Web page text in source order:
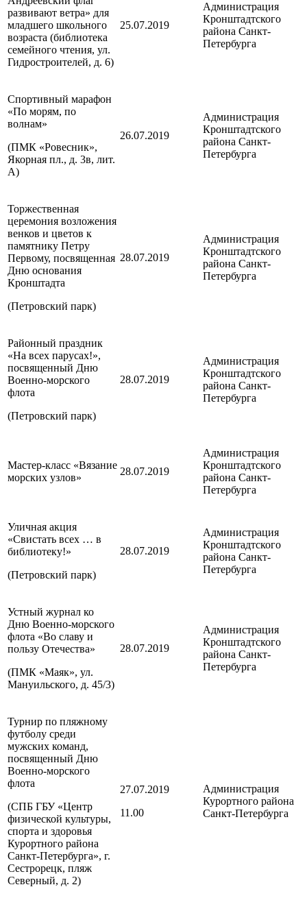
развивают ветра» для
младшего школьного
возраста (библиотека
семейного чтения, ул.
Гидростроителей, д. 6)
25.07.2019
Администрация
Кронштадтского
района Санкт-
Петербурга
Спортивный марафон
«По морям, по
волнам»
(ПМК «Ровесник»,
Якорная пл., д. 3в, лит.
А)
26.07.2019
Администрация
Кронштадтского
района Санкт-
Петербурга
Торжественная
церемония возложения
венков и цветов к
памятнику Петру
Первому, посвященная
Дню основания
Кронштадта
(Петровский парк)
28.07.2019
Администрация
Кронштадтского
района Санкт-
Петербурга
Районный праздник
«На всех парусах!»,
посвященный Дню
Военно-морского
флота
(Петровский парк)
28.07.2019
Администрация
Кронштадтского
района Санкт-
Петербурга
Мастер-класс «Вязание
морских узлов»
28.07.2019
Администрация
Кронштадтского
района Санкт-
Петербурга
Уличная акция
«Свистать всех … в
библиотеку!»
(Петровский парк)
28.07.2019
Администрация
Кронштадтского
района Санкт-
Петербурга
Устный журнал ко
Дню Военно-морского
флота «Во славу и
пользу Отечества»
(ПМК «Маяк», ул.
Мануильского, д. 45/3)
28.07.2019
Администрация
Кронштадтского
района Санкт-
Петербурга
Турнир по пляжному
футболу среди
мужских команд,
посвященный Дню
Военно-морского
флота
(СПБ ГБУ «Центр
физической культуры,
спорта и здоровья
Курортного района
Санкт-Петербурга», г.
Сестрорецк, пляж
Северный, д. 2)
27.07.2019
11.00
Администрация
Курортного района
Санкт-Петербурга